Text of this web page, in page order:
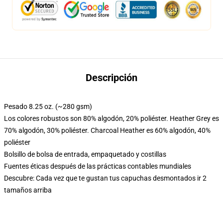
Descripción
Pesado 8.25 oz. (~280 gsm)
Los colores robustos son 80% algodón, 20% poliéster. Heather Grey es
70% algodón, 30% poliéster. Charcoal Heather es 60% algodón, 40%
poliéster
Bolsillo de bolsa de entrada, empaquetado y costillas
Fuentes éticas después de las prácticas contables mundiales
Descubre: Cada vez que te gustan tus capuchas desmontados ir 2
tamaños arriba